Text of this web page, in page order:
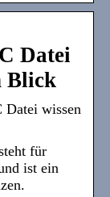
Datei
Blick
wissen
für
ist ein